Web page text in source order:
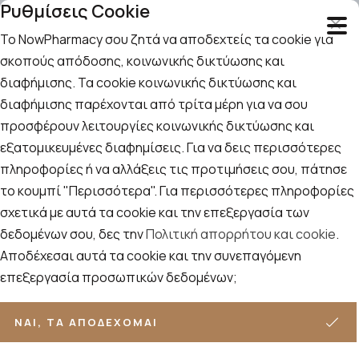
Αναζήτηση
Αρχική / Εταιρίες / Lierac / Lierac Homme
Lierac Homme
Ταξινόμηση
Προβολή
ΦΊΛΤΡΑ
9 ΠΡΟΪΌΝΤΑ
Ρυθμίσεις Cookie
Το NowPharmacy σου ζητά να αποδεχτείς τα cookie για
σκοπούς απόδοσης, κοινωνικής δικτύωσης και
διαφήμισης. Τα cookie κοινωνικής δικτύωσης και
διαφήμισης παρέχονται από τρίτα μέρη για να σου
προσφέρουν λειτουργίες κοινωνικής δικτύωσης και
εξατομικευμένες διαφημίσεις. Για να δεις περισσότερες
πληροφορίες ή να αλλάξεις τις προτιμήσεις σου, πάτησε
το κουμπί "Περισσότερα". Για περισσότερες πληροφορίες
σχετικά με αυτά τα cookie και την επεξεργασία των
δεδομένων σου, δες τηνΠολιτική απορρήτου και cookie.
Αποδέχεσαι αυτά τα cookie και την συνεπαγόμενη
επεξεργασία προσωπικών δεδομένων;
ΝΑΙ, ΤΑ ΑΠΟΔΈΧΟΜΑΙ